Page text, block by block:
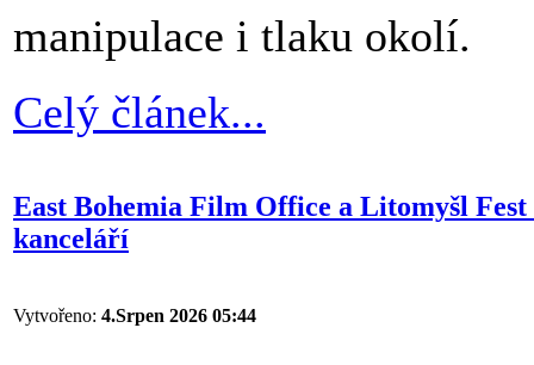
manipulace i tlaku okolí.
Celý článek...
East Bohemia Film Office a Litomyšl
kanceláří
Vytvořeno: 4.Srpen 2026 05:44